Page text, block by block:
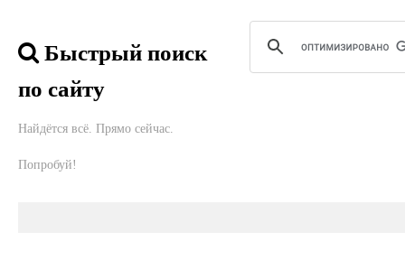
Быстрый поиск
по сайту
Найдётся всё. Прямо сейчас.
Попробуй!